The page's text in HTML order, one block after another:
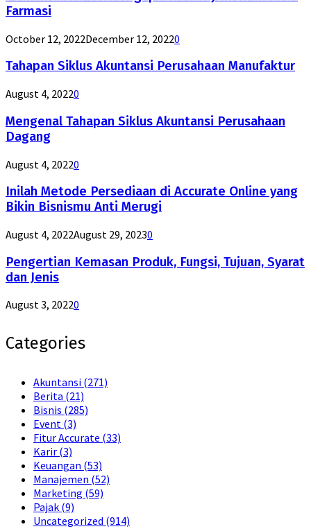
Farmasi
October 12, 2022December 12, 20220
Tahapan Siklus Akuntansi Perusahaan Manufaktur
August 4, 20220
Mengenal Tahapan Siklus Akuntansi Perusahaan
Dagang
August 4, 20220
Inilah Metode Persediaan di Accurate Online yang
Bikin Bisnismu Anti Merugi
August 4, 2022August 29, 20230
Pengertian Kemasan Produk, Fungsi, Tujuan, Syarat
dan Jenis
August 3, 20220
Categories
Akuntansi (271)
Berita (21)
Bisnis (285)
Event (3)
Fitur Accurate (33)
Karir (3)
Keuangan (53)
Manajemen (52)
Marketing (59)
Pajak (9)
Uncategorized (914)